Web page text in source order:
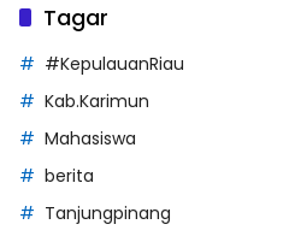
Tagar
#KepulauanRiau
Kab.Karimun
Mahasiswa
berita
Tanjungpinang